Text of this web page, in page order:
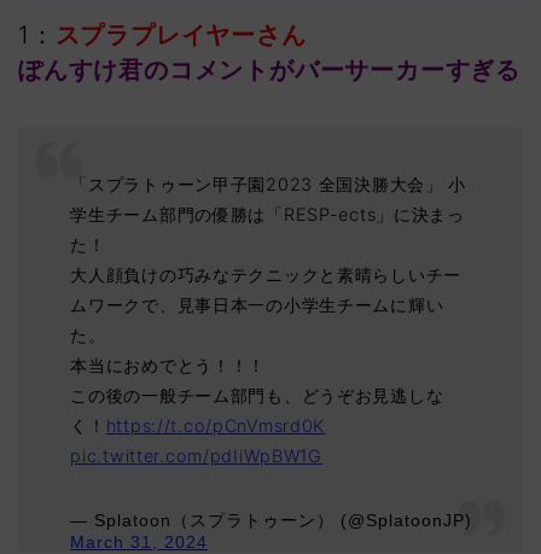
1： スプラプレイヤーさん
ぽんすけ君のコメントがバーサーカーすぎる
「スプラトゥーン甲子園2023 全国決勝大会」 小
学生チーム部門の優勝は「RESP-ects」に決まっ
た！
大人顔負けの巧みなテクニックと素晴らしいチー
ムワークで、見事日本一の小学生チームに輝い
た。
本当におめでとう！！！
この後の一般チーム部門も、どうぞお見逃しな
く！ https://t.co/pCnVmsrd0K
pic.twitter.com/pdIiWpBW1G
— Splatoon（スプラトゥーン） (@SplatoonJP)
March 31, 2024